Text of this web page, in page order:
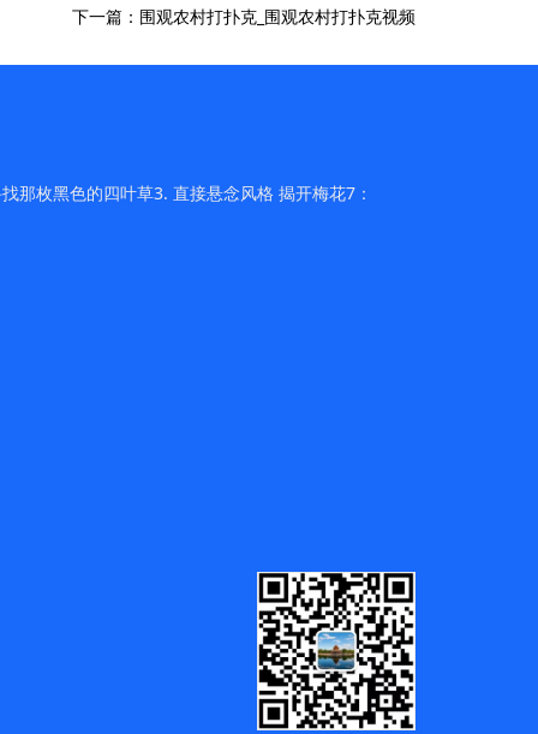
下一篇：围观农村打扑克_围观农村打扑克视频
那枚黑色的四叶草3. 直接悬念风格 揭开梅花7：